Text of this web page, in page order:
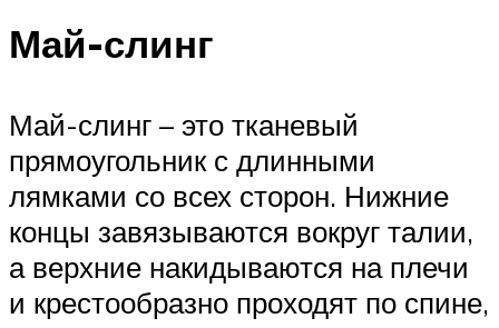
Май-слинг
Май-слинг – это тканевый
прямоугольник с длинными
лямками со всех сторон. Нижние
концы завязываются вокруг талии,
а верхние накидываются на плечи
и крестообразно проходят по спине,